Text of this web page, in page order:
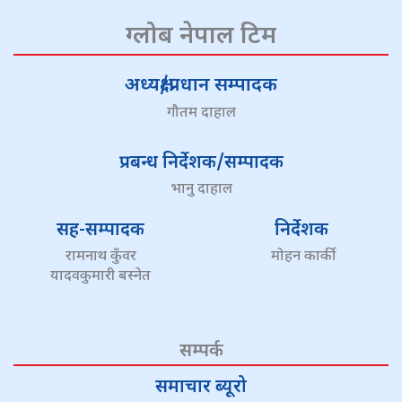
ग्लोब नेपाल टिम
अध्यक्ष/प्रधान सम्पादक
गौतम दाहाल
प्रबन्ध निर्देशक/सम्पादक
भानु दाहाल
सह-सम्पादक
रामनाथ कुँवर
यादवकुमारी बस्नेत
निर्देशक
मोहन कार्की
सम्पर्क
समाचार ब्यूरो